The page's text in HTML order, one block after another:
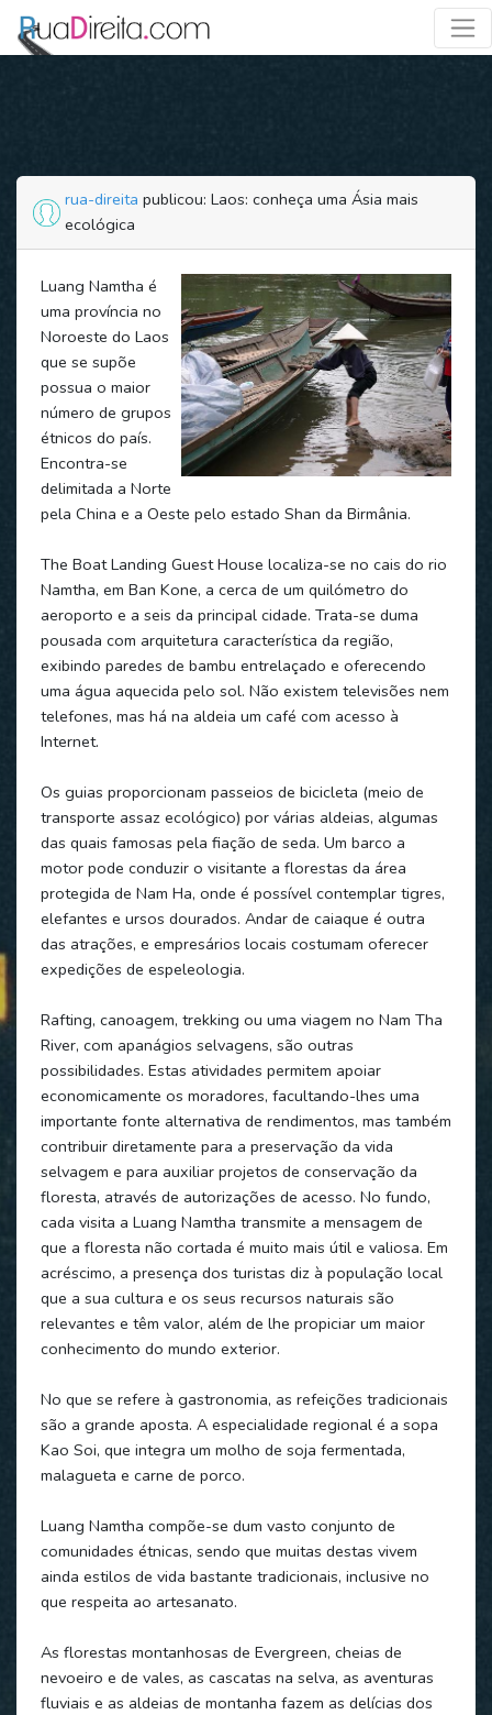
rua-direita publicou: Laos: conheça uma Ásia mais
ecológica
Luang Namtha é
uma província no
Noroeste do Laos
que se supõe
possua o maior
número de grupos
étnicos do país.
Encontra-se
delimitada a Norte
pela China e a Oeste pelo estado Shan da Birmânia.
The Boat Landing Guest House localiza-se no cais do rio
Namtha, em Ban Kone, a cerca de um quilómetro do
aeroporto e a seis da principal cidade. Trata-se duma
pousada com arquitetura característica da região,
exibindo paredes de bambu entrelaçado e oferecendo
uma água aquecida pelo sol. Não existem televisões nem
telefones, mas há na aldeia um café com acesso à
Internet.
Os guias proporcionam passeios de bicicleta (meio de
transporte assaz ecológico) por várias aldeias, algumas
das quais famosas pela fiação de seda. Um barco a
motor pode conduzir o visitante a florestas da área
protegida de Nam Ha, onde é possível contemplar tigres,
elefantes e ursos dourados. Andar de caiaque é outra
das atrações, e empresários locais costumam oferecer
expedições de espeleologia.
Rafting, canoagem, trekking ou uma viagem no Nam Tha
River, com apanágios selvagens, são outras
possibilidades. Estas atividades permitem apoiar
economicamente os moradores, facultando-lhes uma
importante fonte alternativa de rendimentos, mas também
contribuir diretamente para a preservação da vida
selvagem e para auxiliar projetos de conservação da
floresta, através de autorizações de acesso. No fundo,
cada visita a Luang Namtha transmite a mensagem de
que a floresta não cortada é muito mais útil e valiosa. Em
acréscimo, a presença dos turistas diz à população local
que a sua cultura e os seus recursos naturais são
relevantes e têm valor, além de lhe propiciar um maior
conhecimento do mundo exterior.
No que se refere à gastronomia, as refeições tradicionais
são a grande aposta. A especialidade regional é a sopa
Kao Soi, que integra um molho de soja fermentada,
malagueta e carne de porco.
Luang Namtha compõe-se dum vasto conjunto de
comunidades étnicas, sendo que muitas destas vivem
ainda estilos de vida bastante tradicionais, inclusive no
que respeita ao artesanato.
As florestas montanhosas de Evergreen, cheias de
nevoeiro e de vales, as cascatas na selva, as aventuras
fluviais e as aldeias de montanha fazem as delícias dos